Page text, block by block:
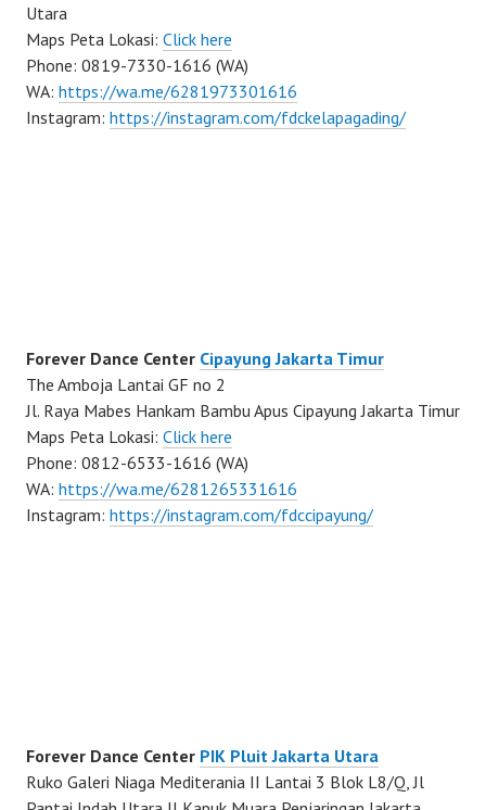
Utara
Maps Peta Lokasi: Click here
Phone: 0819-7330-1616 (WA)
WA: https://wa.me/6281973301616
Instagram: https://instagram.com/fdckelapagading/
Forever Dance Center Cipayung Jakarta Timur
The Amboja Lantai GF no 2
Jl. Raya Mabes Hankam Bambu Apus Cipayung Jakarta Timur
Maps Peta Lokasi: Click here
Phone: 0812-6533-1616 (WA)
WA: https://wa.me/6281265331616
Instagram: https://instagram.com/fdccipayung/
Forever Dance Center PIK Pluit Jakarta Utara
Ruko Galeri Niaga Mediterania II Lantai 3 Blok L8/Q, Jl